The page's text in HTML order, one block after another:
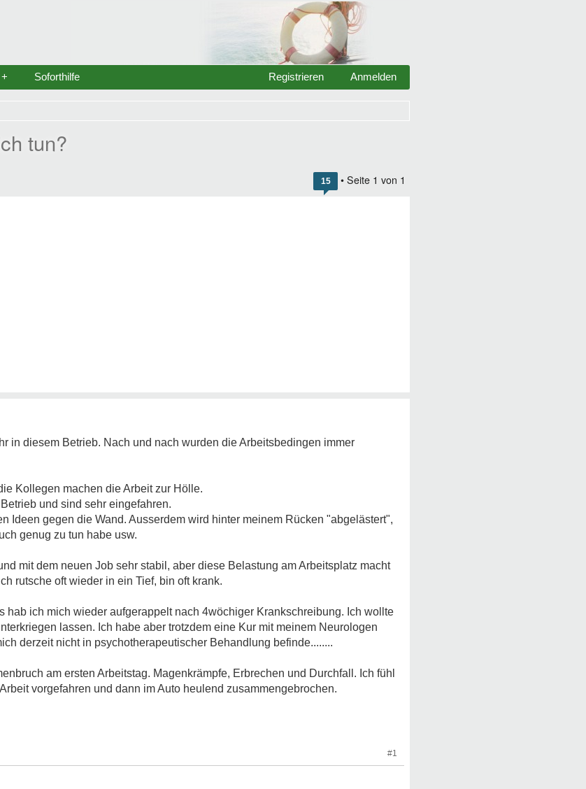
Soforthilfe Anmelden
Registrieren
tun?
15 • Seite 1 von 1
in diesem Betrieb. Nach und nach wurden die Arbeitsbedingen immer
Kollegen machen die Arbeit zur Hölle.
und sind sehr eingefahren.
Ideen gegen die Wand. Ausserdem wird hinter meinem Rücken "abgelästert",
genug zu tun habe usw.
mit dem neuen Job sehr stabil, aber diese Belastung am Arbeitsplatz macht
rutsche oft wieder in ein Tief, bin oft krank.
hab ich mich wieder aufgerappelt nach 4wöchiger Krankschreibung. Ich wollte
lassen. Ich habe aber trotzdem eine Kur mit meinem Neurologen
derzeit nicht in psychotherapeutischer Behandlung befinde........
am ersten Arbeitstag. Magenkrämpfe, Erbrechen und Durchfall. Ich fühl
vorgefahren und dann im Auto heulend zusammengebrochen.
#1